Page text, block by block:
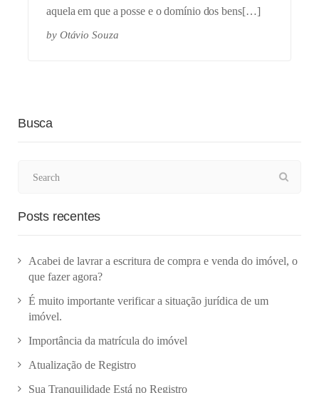
aquela em que a posse e o domínio dos bens[…]
by Otávio Souza
Busca
Posts recentes
Acabei de lavrar a escritura de compra e venda do imóvel, o
que fazer agora?
É muito importante verificar a situação jurídica de um
imóvel.
Importância da matrícula do imóvel
Atualização de Registro
Sua Tranquilidade Está no Registro